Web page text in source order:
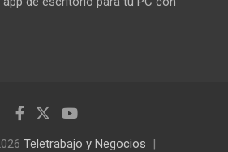
Teletrabajo y Negocios